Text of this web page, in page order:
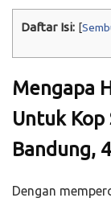
Daftar Isi: [
Mengapa
Untuk Kop
Bandung,
Dengan